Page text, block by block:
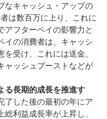
なキャッシュ・アップの
は数百万に上り、これに
アフターペイの影響力と
イの消費者は、キャッシ
受け、これには送金、
ャッシュブーストなどが
る長期的成長を推進す
了した後の最初の年にア
利益成長率が上昇し、